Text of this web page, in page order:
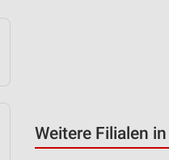
Weitere Filialen